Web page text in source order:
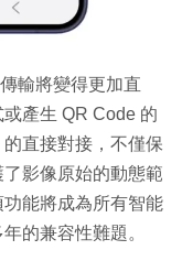
輸將變得更加直
產生 QR Code 的
直接對接，不僅保
影像原始的動態範
能將成為所有智能
的兼容性難題。